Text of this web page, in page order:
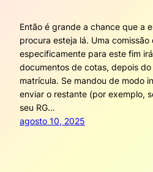
Então é grande a chance que a
procura esteja lá. Uma comissão
especificamente para este fim
documentos de cotas, depois
matrícula. Se mandou de modo
enviar o restante (por exemplo,
seu RG…
agosto 10, 2025